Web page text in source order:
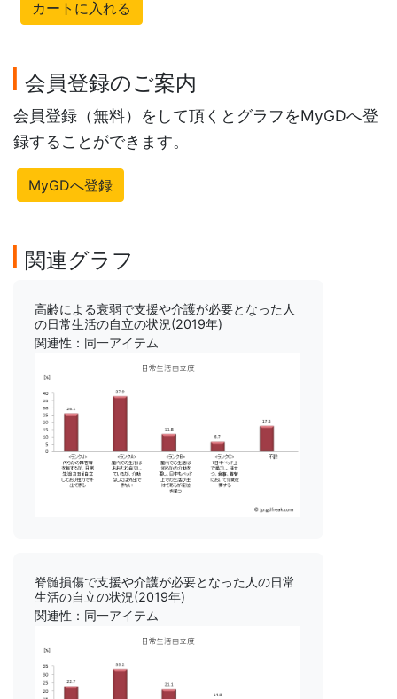
カートに入れる
会員登録のご案内
会員登録（無料）をして頂くとグラフをMyGDへ登
録することができます。
MyGDへ登録
関連グラフ
高齢による衰弱で支援や介護が必要となった人
の日常生活の自立の状況(2019年)
関連性：同一アイテム
脊髄損傷で支援や介護が必要となった人の日常
生活の自立の状況(2019年)
関連性：同一アイテム